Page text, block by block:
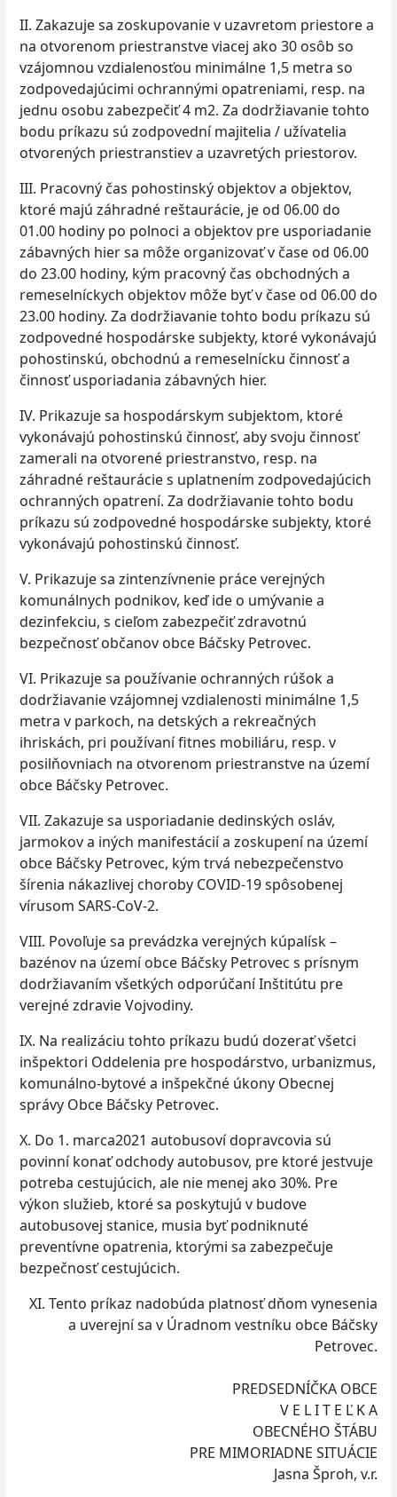
II. Zakazuje sa zoskupovanie v uzavretom priestore a
na otvorenom priestranstve viacej ako 30 osôb so
vzájomnou vzdialenosťou minimálne 1,5 metra so
zodpovedajúcimi ochrannými opatreniami, resp. na
jednu osobu zabezpečiť 4 m2. Za dodržiavanie tohto
bodu príkazu sú zodpovední majitelia / užívatelia
otvorených priestranstiev a uzavretých priestorov.
III. Pracovný čas pohostinský objektov a objektov,
ktoré majú záhradné reštaurácie, je od 06.00 do
01.00 hodiny po polnoci a objektov pre usporiadanie
zábavných hier sa môže organizovať v čase od 06.00
do 23.00 hodiny, kým pracovný čas obchodných a
remeselníckych objektov môže byť v čase od 06.00 do
23.00 hodiny. Za dodržiavanie tohto bodu príkazu sú
zodpovedné hospodárske subjekty, ktoré vykonávajú
pohostinskú, obchodnú a remeselnícku činnosť a
činnosť usporiadania zábavných hier.
IV. Prikazuje sa hospodárskym subjektom, ktoré
vykonávajú pohostinskú činnosť, aby svoju činnosť
zamerali na otvorené priestranstvo, resp. na
záhradné reštaurácie s uplatnením zodpovedajúcich
ochranných opatrení. Za dodržiavanie tohto bodu
príkazu sú zodpovedné hospodárske subjekty, ktoré
vykonávajú pohostinskú činnosť.
V. Prikazuje sa zintenzívnenie práce verejných
komunálnych podnikov, keď ide o umývanie a
dezinfekciu, s cieľom zabezpečiť zdravotnú
bezpečnosť občanov obce Báčsky Petrovec.
VI. Prikazuje sa používanie ochranných rúšok a
dodržiavanie vzájomnej vzdialenosti minimálne 1,5
metra v parkoch, na detských a rekreačných
ihriskách, pri používaní fitnes mobiliáru, resp. v
posilňovniach na otvorenom priestranstve na území
obce Báčsky Petrovec.
VII. Zakazuje sa usporiadanie dedinských osláv,
jarmokov a iných manifestácií a zoskupení na území
obce Báčsky Petrovec, kým trvá nebezpečenstvo
šírenia nákazlivej choroby COVID-19 spôsobenej
vírusom SARS-CoV-2.
VIII. Povoľuje sa prevádzka verejných kúpalísk –
bazénov na území obce Báčsky Petrovec s prísnym
dodržiavaním všetkých odporúčaní Inštitútu pre
verejné zdravie Vojvodiny.
IX. Na realizáciu tohto príkazu budú dozerať všetci
inšpektori Oddelenia pre hospodárstvo, urbanizmus,
komunálno-bytové a inšpekčné úkony Obecnej
správy Obce Báčsky Petrovec.
X. Do 1. marca2021 autobusoví dopravcovia sú
povinní konať odchody autobusov, pre ktoré jestvuje
potreba cestujúcich, ale nie menej ako 30%. Pre
výkon služieb, ktoré sa poskytujú v budove
autobusovej stanice, musia byť podniknuté
preventívne opatrenia, ktorými sa zabezpečuje
bezpečnosť cestujúcich.
XI. Tento príkaz nadobúda platnosť dňom vynesenia
a uverejní sa v Úradnom vestníku obce Báčsky
Petrovec.
PREDSEDNÍČKA OBCE
V E L I T E Ľ K A
OBECNÉHO ŠTÁBU
PRE MIMORIADNE SITUÁCIE
Jasna Šproh, v.r.